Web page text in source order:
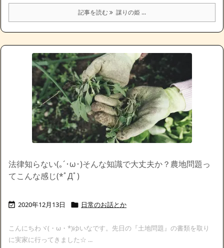
記事を読む 謀りの姫 ...
法律知らない(｡´･ω･)そんな知識で大丈夫か？農地問題っ
てこんな感じ(*ﾟДﾟ)
 2020年12月13日  日常のお話とか
こんにちわヾ(・ω・*)ゆいなです。先日の『土地問題』の書類を取り
に実家に行ってきました☆ ...